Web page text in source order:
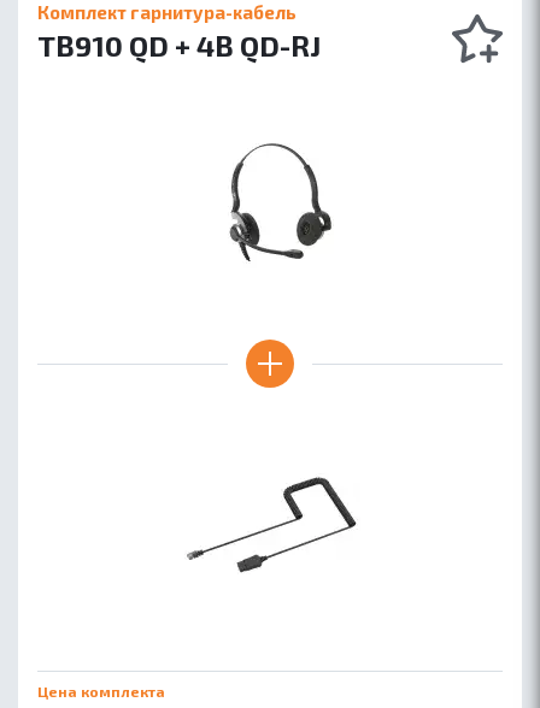
Комплект гарнитура-кабель
TB910 QD + 4B QD-RJ
Цена комплекта